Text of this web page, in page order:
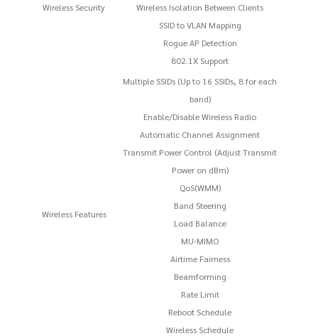
Wireless Security
Wireless Isolation Between Clients
SSID to VLAN Mapping
Rogue AP Detection
802.1X Support
Wireless Features
Multiple SSIDs (Up to 16 SSIDs, 8 for each
band)
Enable/Disable Wireless Radio
Automatic Channel Assignment
Transmit Power Control (Adjust Transmit
Power on dBm)
QoS(WMM)
Band Steering
Load Balance
MU-MIMO
Airtime Fairness
Beamforming
Rate Limit
Reboot Schedule
Wireless Schedule